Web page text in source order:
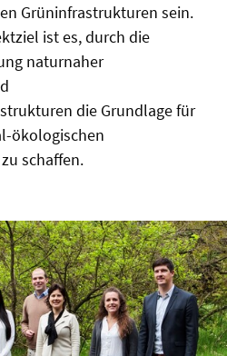
Grüninfrastrukturen sein.
ist es, durch die
naturnaher
die Grundlage für
ökologischen
schaffen.